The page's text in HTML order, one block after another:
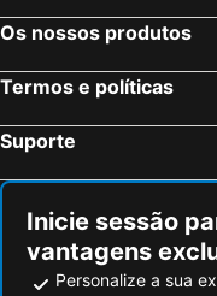
Os nossos produtos
Termos e políticas
Suporte
Inicie sessão
vantagens
Personalize a sua